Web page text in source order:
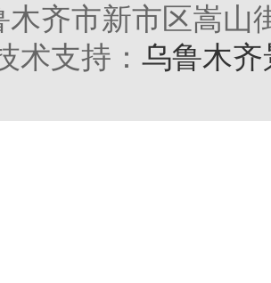
木齐市新市区嵩山
术支持： 乌鲁木